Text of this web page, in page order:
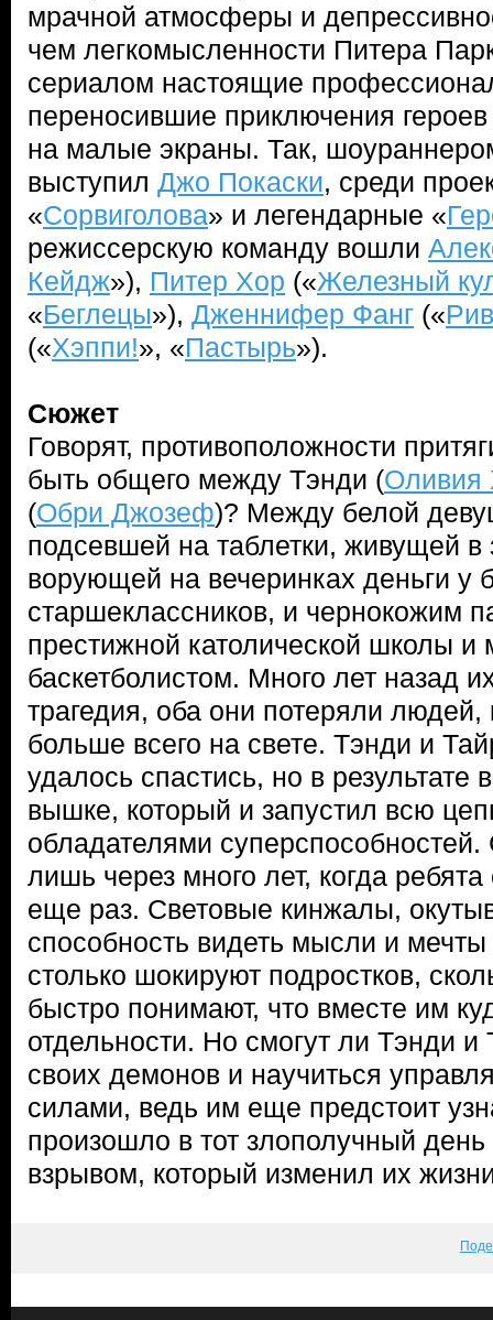
мрачной атмосферы и
чем легкомысленности Питера
сериалом настоящие
переносившие приключения
на малые экраны. Так,
выступил Джо Покаски, среди
«Сорвиголова» и легендарные «
режиссерскую команду вошли
Кейдж»), Питер Хор («Железный
«Беглецы»), Дженнифер Фанг («
(«Хэппи!», «Пастырь»).
Сюжет
Говорят, противоположности
быть общего между Тэнди (Оливия
(Обри Джозеф)? Между белой
подсевшей на таблетки, живущей
ворующей на вечеринках деньги у
старшеклассников, и чернокожим
престижной католической школы
баскетболистом. Много лет назад
трагедия, оба они потеряли
больше всего на свете. Тэнди и
удалось спастись, но в результате
вышке, который и запустил всю
обладателями
лишь через много лет, когда
еще раз. Световые кинжалы,
способность видеть мысли и
столько шокируют подростков,
быстро понимают, что вместе им
отдельности. Но смогут ли Тэнди и
своих демонов и научиться
силами, ведь им еще предстоит
произошло в тот злополучный день
взрывом, который изменил их